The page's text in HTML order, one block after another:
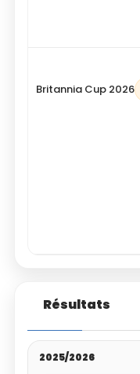
Britannia Cup 2026
Résultats
2025/2026